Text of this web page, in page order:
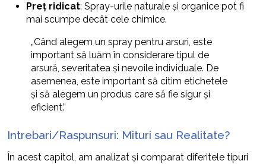
Preț ridicat: Spray-urile naturale și organice pot fi
mai scumpe decât cele chimice.
„Când alegem un spray pentru arsuri, este
important să luăm în considerare tipul de
arsură, severitatea și nevoile individuale. De
asemenea, este important să citim etichetele
și să alegem un produs care să fie sigur și
eficient.”
Intrebari/Raspunsuri: Mituri sau Realitate?
În acest capitol, am analizat și comparat diferitele tipuri